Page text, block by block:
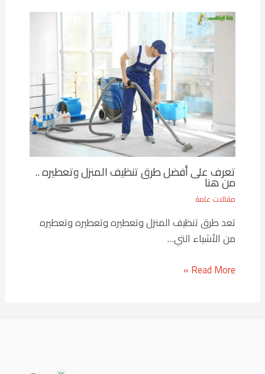
تعرف على أفضل طرق تنظيف المنزل وتعطيره ..
من هنا
مقالات عامة
تعد طرق تنظيف المنزل وتعطيره وتعطيره وتعطيره
من الأشياء التي…
Read More »